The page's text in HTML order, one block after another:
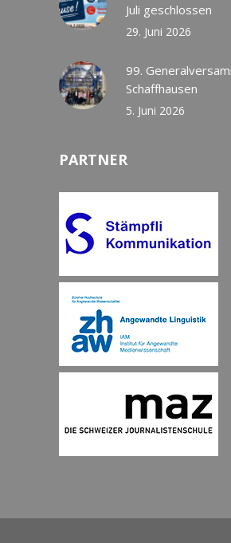
Juli geschlossen
29. Juni 2026
99.
Schaffhausen
5. Juni 2026
PARTNER